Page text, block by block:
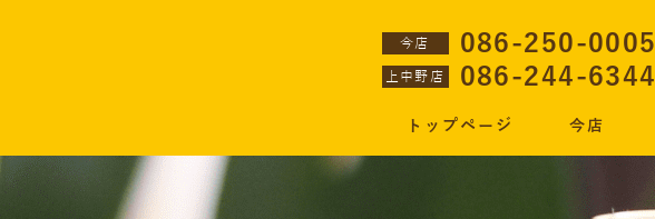
今店 086-250-0005
上中野店 086-244-6344
トップページ 今店